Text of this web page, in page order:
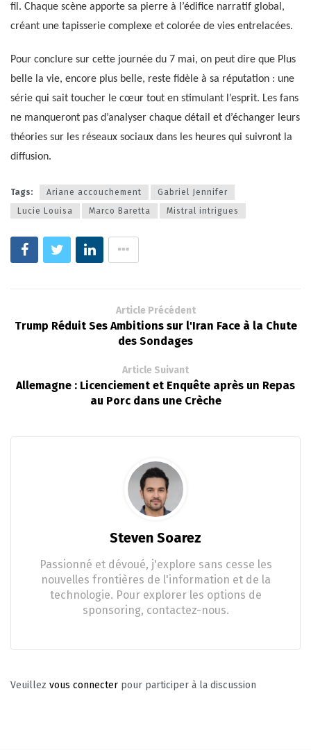
fil. Chaque scène apporte sa pierre à l’édifice narratif global,
créant une tapisserie complexe et colorée de vies entrelacées.
Pour conclure sur cette journée du 7 mai, on peut dire que Plus
belle la vie, encore plus belle, reste fidèle à sa réputation : une
série qui sait toucher le cœur tout en stimulant l’esprit. Les fans
ne manqueront pas d’analyser chaque détail et d’échanger leurs
théories sur les réseaux sociaux dans les heures qui suivront la
diffusion.
Tags: Ariane accouchement
Gabriel Jennifer
Lucie Louisa
Marco Baretta Mistral intrigues
Article Précédent
Trump Réduit Ses Ambitions sur l'Iran Face à la Chute
des Sondages
Article Suivant
Allemagne : Licenciement et Enquête après un Repas
au Porc dans une Crèche
Steven Soarez
Passionné et dévoué, j'explore sans cesse les
nouvelles frontières de l'information et de la
technologie. Pour explorer les options de
sponsoring, contactez-nous.
Veuillez vous connecter pour participer à la discussion